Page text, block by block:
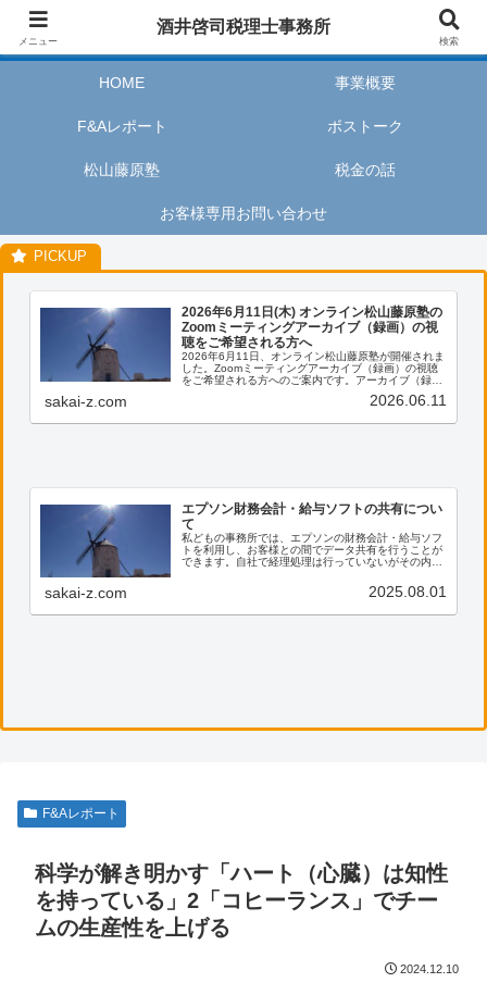
酒井啓司税理士事務所は、お客様が私たちのサービスを利用するときに、安心
HOME 事業概要
F&Aレポート ボストーク
松山藤原塾 税金の話
お客様専用お問い合わせ
2026年6月11日(木) オンライン松山藤原塾の
Zoomミーティングアーカイブ（録画）の視
聴をご希望される方へ
2026年6月11日、オンライン松山藤原塾が開催されま
した。Zoomミーティングアーカイブ（録画）の視聴
をご希望される方へのご案内です。アーカイブ（録
わせより、「松山藤原塾アーカイブ（録画）の...
sakai-z.com 2026.06.11
エプソン財務会計・給与ソフトの共有につい
て
私どもの事務所では、エプソンの財務会計・給与ソフ
トを利用し、お客様との間でデータ共有を行うことが
できます。自社で経理処理は行っていないがその内容
望がございましたら、ぜひ私共までご連絡ください。
sakai-z.com 2025.08.01
F&Aレポート
科学が解き明かす「ハート（心臓）は知性
を持っている」2「コヒーランス」でチー
ムの生産性を上げる
2024.12.10
メニュー
酒井啓司税理士事務所
検索